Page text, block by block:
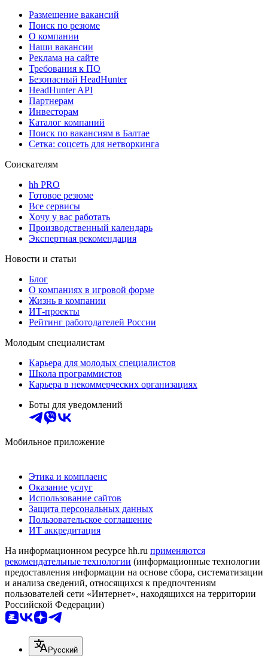
Размещение вакансий
Поиск по резюме
О компании
Наши вакансии
Реклама на сайте
Требования к ПО
Безопасный HeadHunter
HeadHunter API
Партнерам
Инвесторам
Каталог компаний
Поиск по вакансиям в Балтае
Сетка: соцсеть для нетворкинга
Соискателям
hh PRO
Готовое резюме
Все сервисы
Хочу у вас работать
Производственный календарь
Экспертная рекомендация
Новости и статьи
Блог
О компаниях в игровой форме
Жизнь в компании
ИТ-проекты
Рейтинг работодателей России
Молодым специалистам
Карьера для молодых специалистов
Школа программистов
Карьера в некоммерческих организациях
Боты для уведомлений
Мобильное приложение
Этика и комплаенс
Оказание услуг
Использование сайтов
Защита персональных данных
Пользовательское соглашение
ИТ аккредитация
На информационном ресурсе hh.ru применяются
рекомендательные технологии (информационные технологии
предоставления информации на основе сбора, систематизации
и анализа сведений, относящихся к предпочтениям
пользователей сети «Интернет», находящихся на территории
Российской Федерации)
Русский